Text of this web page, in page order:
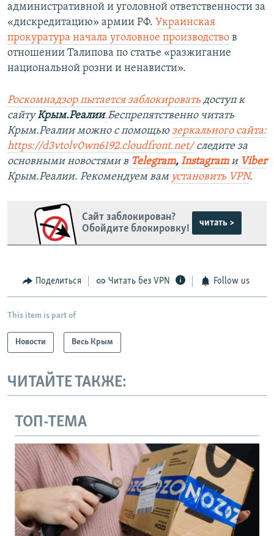
административной и уголовной ответственности за
«дискредитацию» армии РФ. Украинская
прокуратура начала уголовное производство в
отношении Талипова по статье «разжигание
национальной розни и ненависти».
Роскомнадзор пытается заблокировать доступ к
сайтуКрым.Реалии.Беспрепятственно читать
Крым.Реалии можно с помощью зеркального сайта:
https://d3vtolv0wn6192.cloudfront.net/следите за
основными новостями в Telegram, Instagramи Viber
Крым.Реалии. Рекомендуем вам установить VPN.
Сайт заблокирован?
Обойдите блокировку!
читать >
Поделиться Читать без VPN Follow us
This item is part of
Новости Весь Крым
ЧИТАЙТЕ ТАКЖЕ:
ТОП-ТЕМА